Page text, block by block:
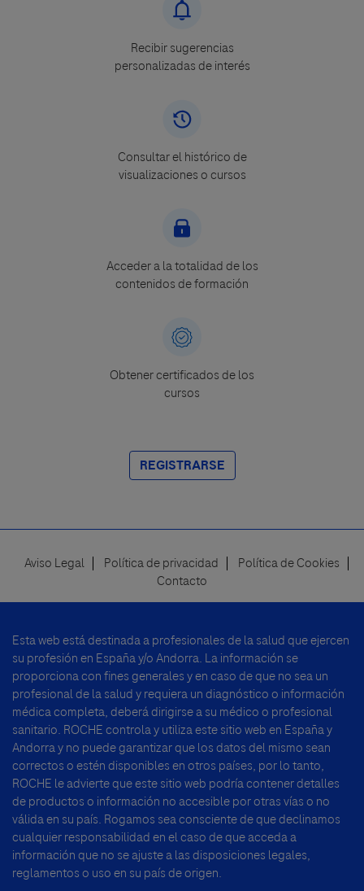
Recibir sugerencias
personalizadas de interés
Consultar el histórico de
visualizaciones o cursos
Acceder a la totalidad de los
contenidos de formación
Obtener certificados de los
cursos
REGISTRARSE
Aviso Legal Política de privacidad
Política de Cookies
Contacto
Esta web está destinada a profesionales de la salud que ejercen
su profesión en España y/o Andorra. La información se
proporciona con fines generales y en caso de que no sea un
profesional de la salud y requiera un diagnóstico o información
médica completa, deberá dirigirse a su médico o profesional
sanitario. ROCHE controla y utiliza este sitio web en España y
Andorra y no puede garantizar que los datos del mismo sean
correctos o estén disponibles en otros países, por lo tanto,
ROCHE le advierte que este sitio web podría contener detalles
de productos o información no accesible por otras vías o no
válida en su país. Rogamos sea consciente de que declinamos
cualquier responsabilidad en el caso de que acceda a
información que no se ajuste a las disposiciones legales,
reglamentos o uso en su país de origen.